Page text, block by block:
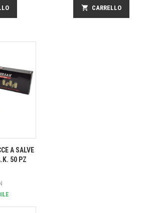
shopping_cart CARRELLO
A SALVE
50 PZ